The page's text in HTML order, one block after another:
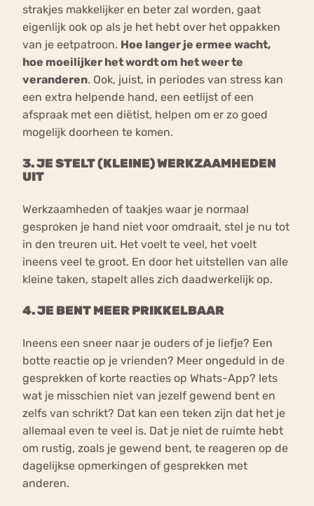
strakjes makkelijker en beter zal worden, gaat
eigenlijk ook op als je het hebt over het oppakken
van je eetpatroon. Hoe langer je ermee wacht,
hoe moeilijker het wordt om het weer te
veranderen. Ook, juist, in periodes van stress kan
een extra helpende hand, een eetlijst of een
afspraak met een diëtist, helpen om er zo goed
mogelijk doorheen te komen.
3. JE STELT (KLEINE) WERKZAAMHEDEN
UIT
Werkzaamheden of taakjes waar je normaal
gesproken je hand niet voor omdraait, stel je nu tot
in den treuren uit. Het voelt te veel, het voelt
ineens veel te groot. En door het uitstellen van alle
kleine taken, stapelt alles zich daadwerkelijk op.
4. JE BENT MEER PRIKKELBAAR
Ineens een sneer naar je ouders of je liefje? Een
botte reactie op je vrienden? Meer ongeduld in de
gesprekken of korte reacties op Whats-App? Iets
wat je misschien niet van jezelf gewend bent en
zelfs van schrikt? Dat kan een teken zijn dat het je
allemaal even te veel is. Dat je niet de ruimte hebt
om rustig, zoals je gewend bent, te reageren op de
dagelijkse opmerkingen of gesprekken met
anderen.